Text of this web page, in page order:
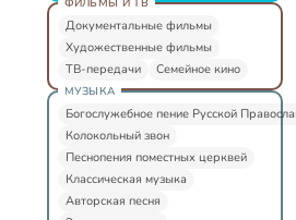
Документальные фильмы
Художественные фильмы
ТВ-передачи
Семейное кино
МУЗЫКА
Богослужебное пение Русской
Колокольный звон
Песнопения поместных церквей
Классическая музыка
Авторская песня